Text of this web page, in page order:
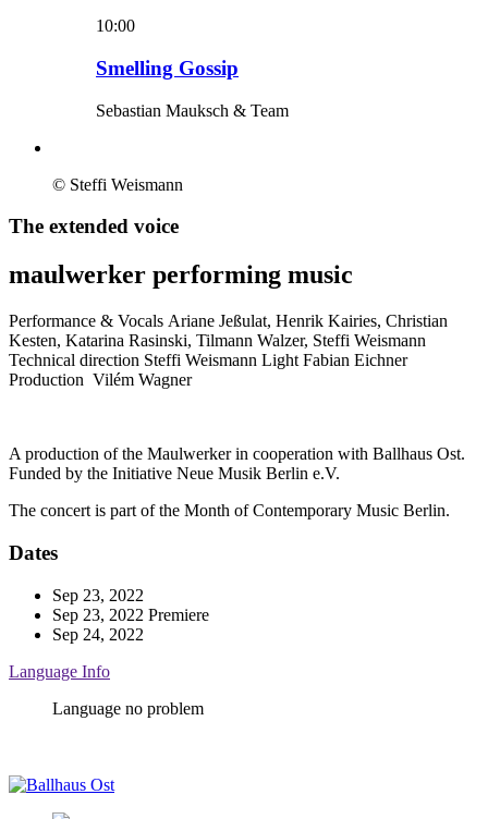
10:00
Smelling Gossip
Sebastian Mauksch & Team
© Steffi Weismann
The extended voice
maulwerker performing music
Performance & Vocals Ariane Jeßulat, Henrik Kairies, Christian
Kesten, Katarina Rasinski, Tilmann Walzer, Steffi Weismann
Technical direction Steffi Weismann Light Fabian Eichner
Production Vilém Wagner
A production of the Maulwerker in cooperation with Ballhaus Ost.
Funded by the Initiative Neue Musik Berlin e.V.
The concert is part of the Month of Contemporary Music Berlin.
Dates
Sep 23, 2022
Sep 23, 2022 Premiere
Sep 24, 2022
Language Info
Language no problem